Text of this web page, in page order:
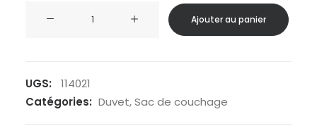
Sac
de
Ajouter au panier
UGS:
114021
Catégories: Duvet,Sac de couchage